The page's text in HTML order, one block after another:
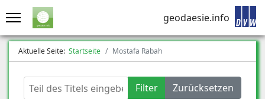
geodaesie.info
Aktuelle Seite: Startseite Mostafa Rabah
Teil des Titels eingeben Filter
Zurücksetzen